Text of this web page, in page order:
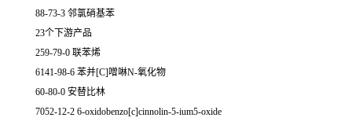
88-73-3 邻氯硝基苯
23个下游产品
259-79-0 联苯烯
6141-98-6 苯并[C]噌啉N-氧化物
60-80-0 安替比林
7052-12-2 6-oxidobenzo[c]cinnolin-5-ium5-oxide